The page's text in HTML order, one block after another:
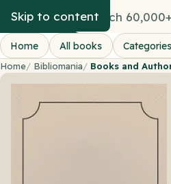
Skip to content
eKtab
Search
books
Home All books Categories
Home/ Bibliomania/ Books and